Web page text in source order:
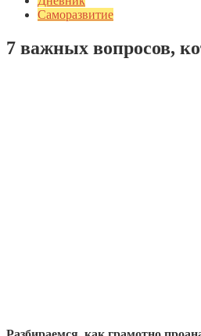
Саморазвитие
7 важных вопросов,